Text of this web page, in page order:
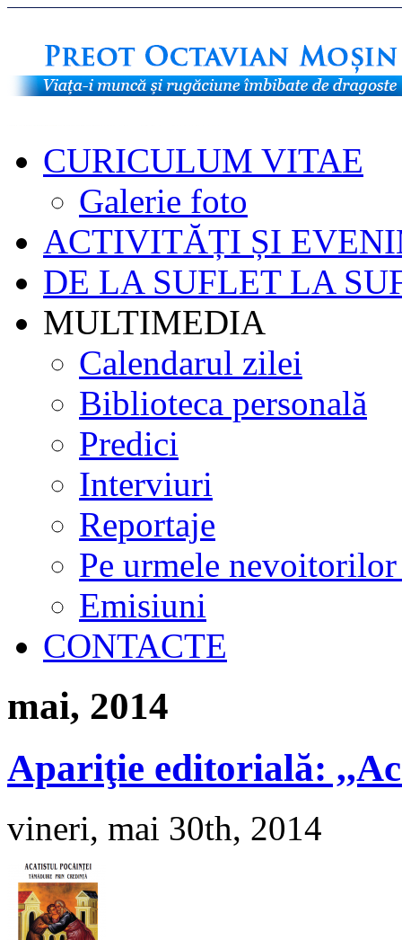
CURICULUM VITAE
Galerie foto
ACTIVITĂȚI ȘI
DE LA SUFLET LA
MULTIMEDIA
Calendarul zilei
Biblioteca personală
Predici
Interviuri
Reportaje
Pe urmele nevoitorilor
Emisiuni
CONTACTE
mai, 2014
Apariţie editorială:
vineri, mai 30th, 2014